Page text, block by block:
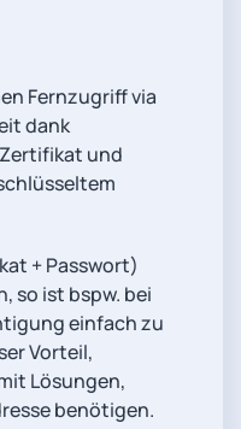
Fernzugriff via
dank
und
+ Passwort)
so ist bspw. bei
einfach zu
Vorteil,
Lösungen,
benötigen.